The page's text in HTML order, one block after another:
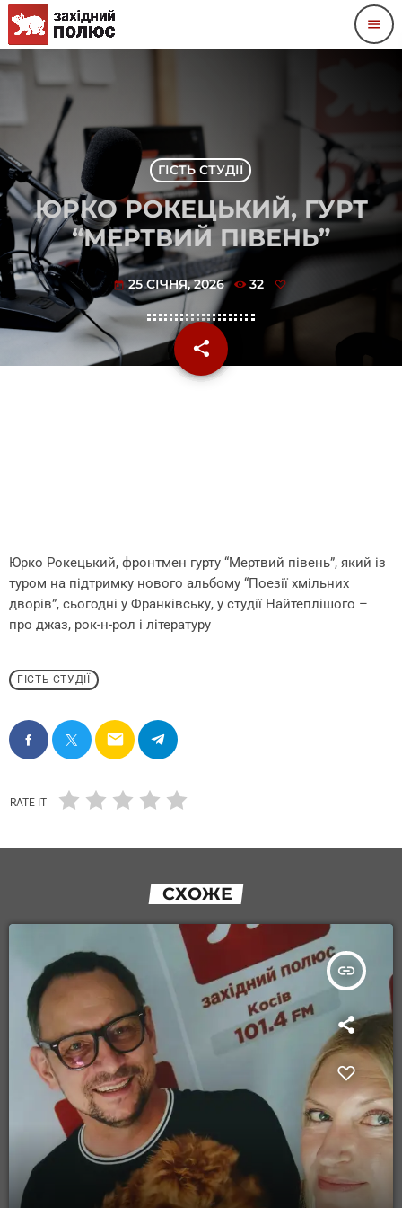
menu
ГІСТЬ СТУДІЇ
ЮРКО РОКЕЦЬКИЙ, ГУРТ
“МЕРТВИЙ ПІВЕНЬ”
today 25 СІЧНЯ, 2026 32
share
email
Юрко Рокецький, фронтмен гурту “Мертвий півень”, який із
туром на підтримку нового альбому “Поезії хмільних
дворів”, сьогодні у Франківську, у студії Найтеплішого –
про джаз, рок-н-рол і літературу
ГІСТЬ СТУДІЇ
email
RATE IT
СХОЖЕ
insert_link